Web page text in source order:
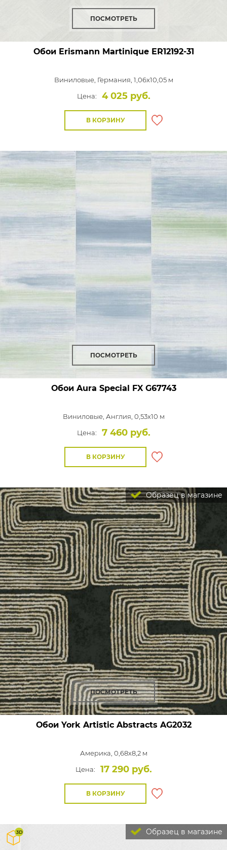
ПОСМОТРЕТЬ
Обои Erismann MartiniqueER12192-31
Виниловые, Германия, 1,06x10,05 м
Цена:
4 025 руб.
В КОРЗИНУ
ПОСМОТРЕТЬ
Обои Aura Special FXG67743
Виниловые, Англия, 0,53x10 м
Цена:
7 460 руб.
В КОРЗИНУ
Образец в магазине
ПОСМОТРЕТЬ
Обои York Artistic Abstracts AG2032
Америка, 0,68x8,2 м
Цена:
17 290 руб.
В КОРЗИНУ
Образец в магазине